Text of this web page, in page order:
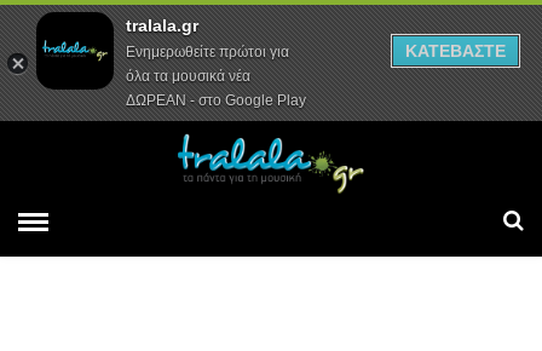
Αρχική Συνεντεύξεις Ρεπορτάζ
tralala.gr
Ενημερωθείτε πρώτοι για
όλα τα μουσικά νέα
ΔΩΡΕΑΝ - στο Google Play
ΚΑΤΕΒΑΣΤΕ